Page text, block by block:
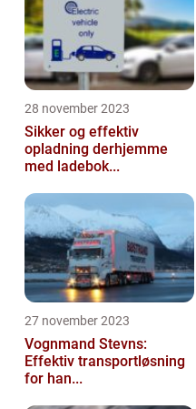
28 november 2023
Sikker og effektiv
opladning derhjemme
med ladebok...
27 november 2023
Vognmand Stevns:
Effektiv transportløsning
for han...